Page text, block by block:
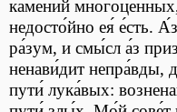
ка́мений
недосто́йно ея́ е́сть.
ра́зум, и смы́сл а́з
ненави́дит непра́вды,
пути́ лука́вых: